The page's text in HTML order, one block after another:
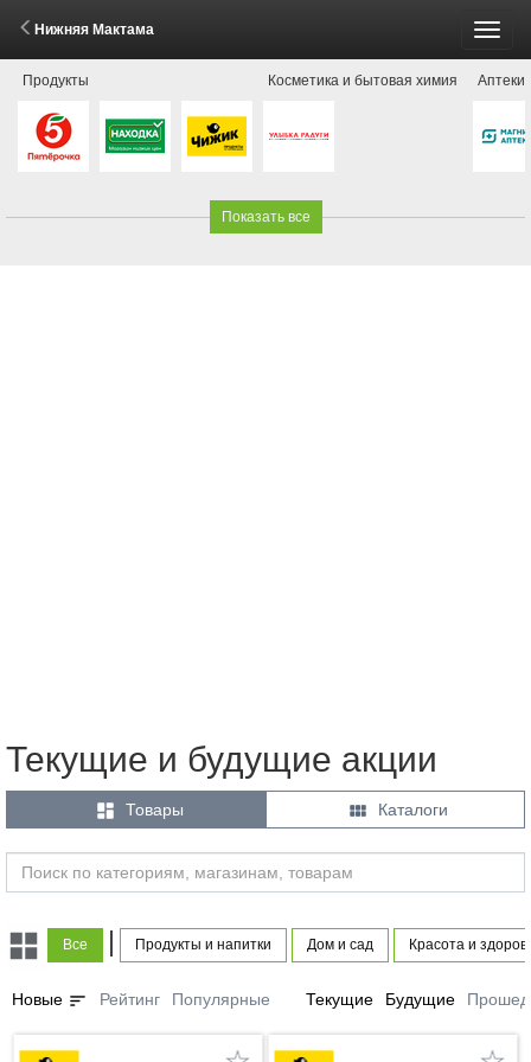
Нижняя Мактама
Продукты Косметика и бытовая химия Аптеки
Показать все
Текущие и будущие акции
 Товары  Каталоги
Все Продукты и напитки Дом и сад Красота и
Новые sort Рейтинг Популярные Текущие Будущие